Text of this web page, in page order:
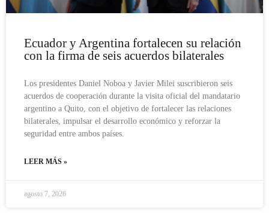
Ecuador y Argentina fortalecen su relación
con la firma de seis acuerdos bilaterales
Los presidentes Daniel Noboa y Javier Milei suscribieron seis
acuerdos de cooperación durante la visita oficial del mandatario
argentino a Quito, con el objetivo de fortalecer las relaciones
bilaterales, impulsar el desarrollo económico y reforzar la
seguridad entre ambos países.
LEER MÁS »
agosto 7, 2026